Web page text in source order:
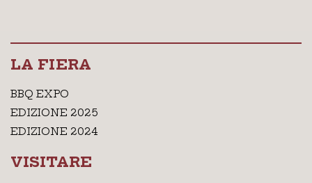
LA FIERA
BBQ EXPO
EDIZIONE 2025
EDIZIONE 2024
VISITARE